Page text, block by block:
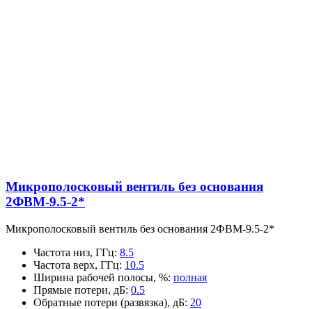
Микрополосковый вентиль без основания
2ФВМ-9.5-2*
Микрополосковый вентиль без основания 2ФВМ-9.5-2*
Частота низ, ГГц: 8.5
Частота верх, ГГц: 10.5
Ширина рабочей полосы, %: полная
Прямые потери, дБ: 0.5
Обратные потери (развязка), дБ: 20